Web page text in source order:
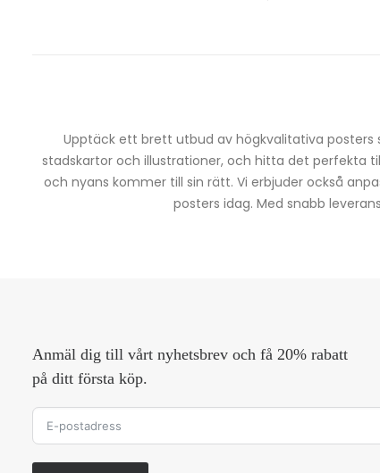
Upptäck ett brett utbud av högkvalitativa posters
stadskartor och illustrationer, och hitta det perfekta
och nyans kommer till sin rätt. Vi erbjuder också
posters idag. Med snabb
Anmäl dig till vårt nyhetsbrev och få 20% rabatt
på ditt första köp.